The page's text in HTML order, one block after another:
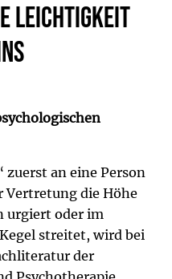
Leichtigkeit
an eine Person
die Höhe
urgiert oder im
streitet, wird bei
der